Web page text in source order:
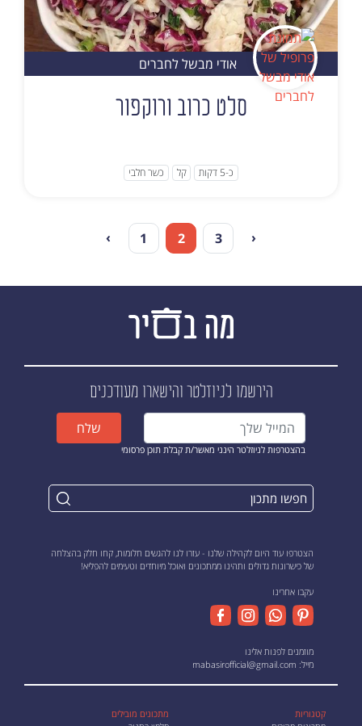
אודי מבשל לחברים
סלט כרוב ורוקפור
כ-5 דקות קל כשר חלבי
› 1 2 3 ‹
הירשמו לניוזלטרוהישארו מעודכנים
בהצטרפות לניוזלטר הינני מאשר/ת קבלת תוכן פרסומי
שלח
הצטרפו עוד היום לקהילה שלנו - עזרו לנו להגשים חלומות, קחו חלק בהצלחה
של כישרונות גדולים ותהינו ממתכונים ואוכל מיוחדים וטעימים להפליא!
עקבו אחרינו
מוזמנים לפנות אלינו
מייל: mabasirofficial@gmail.com
קטגוריות
מתכונים מובילים